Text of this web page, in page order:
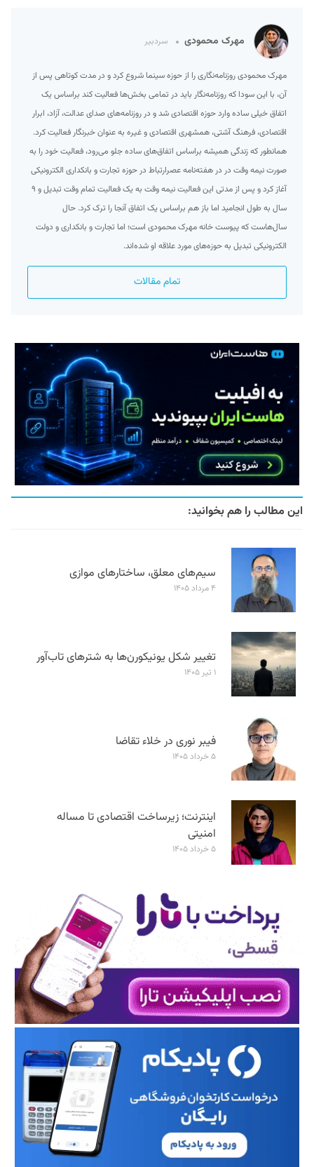
مهرک محمودی سردبیر
مهرک محمودی روزنامه‌نگاری را از حوزه سینما شروع کرد و در مدت کوتاهی پس از
آن، با این سودا که روزنامه‌نگار باید در تمامی بخش‌ها فعالیت کند براساس یک
اتفاق خیلی ساده وارد حوزه اقتصادی شد و در روزنامه‌های صدای عدالت، آزاد، ابرار
اقتصادی، فرهنگ آشتی، همشهری اقتصادی و غیره به عنوان خبرنگار فعالیت کرد.
همانطور که زندگی همیشه براساس اتفاق‌های ساده جلو می‌رود، فعالیت خود را به
صورت نیمه وقت در در هفته‌نامه عصرارتباط در حوزه تجارت و بانکداری الکترونیکی
آغاز کرد و پس از مدتی این فعالیت نیمه وقت به یک فعالیت تمام وقت تبدیل و ۹
سال به طول انجامید اما باز هم براساس یک اتفاق آنجا را ترک کرد. حال
سال‌هاست که پیوست خانه مهرک محمودی است؛ اما تجارت و بانکداری و دولت
الکترونیکی تبدیل به حوزه‌های مورد علاقه او شده‌اند.
تمام مقالات
این مطالب را هم بخوانید:
سیم‌های معلق، ساختارهای موازی
۴ مرداد ۱۴۰۵
تغییر شکل یونیکورن‌ها به شترهای تاب‌آور
۱ تیر ۱۴۰۵
فیبر نوری در خلاء تقاضا
۵ خرداد ۱۴۰۵
اینترنت؛ زیرساخت اقتصادی تا مساله
امنیتی
۵ خرداد ۱۴۰۵